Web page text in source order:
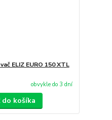
ELIZ EURO 150 XTL
obvykle do 3 dní
do košíka